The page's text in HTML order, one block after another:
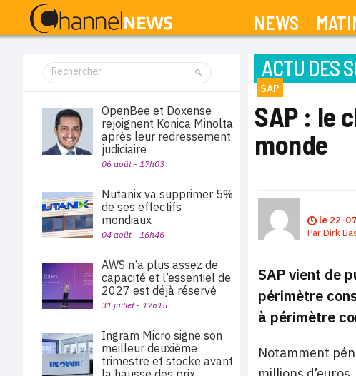
NEWS
ACTU DES
SAP
SAP : le
monde
le 22-
ParDirk
SAP vient de
périmètre
à périmètre
Notamment
OpenBee et Doxense
rejoignent Konica Minolta
après leur redressement
judiciaire
06 août - 17h03
Nutanix va supprimer 5%
de ses effectifs
mondiaux
04 août - 16h46
AWS n’a plus assez de
capacité et l’essentiel de
2027 est déjà réservé
31 juillet - 17h15
Ingram Micro signe son
meilleur deuxième
trimestre et stocke avant